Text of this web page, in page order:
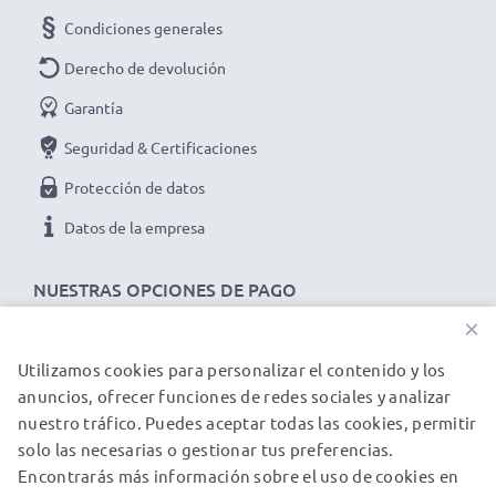
NUESTRAS OPCIONES DE PAGO
Condiciones generales
Derecho de devolución
Garantía
Seguridad & Certificaciones
Protección de datos
Datos de la empresa
NUESTROS PARTNERS DE ENVÍO
© subtel.es 2026
Todos los precios incluyen IVA y excluyen los costos de envío.
×
Utilizamos cookies para personalizar el contenido y los
anuncios, ofrecer funciones de redes sociales y analizar
nuestro tráfico. Puedes aceptar todas las cookies, permitir
solo las necesarias o gestionar tus preferencias.
Encontrarás más información sobre el uso de cookies en